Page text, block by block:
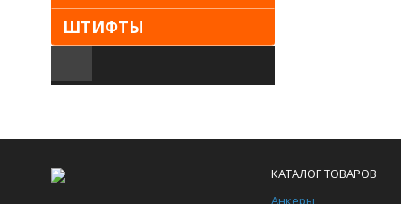
ШТИФТЫ
КАТАЛОГ ТОВАРОВ
Анкеры